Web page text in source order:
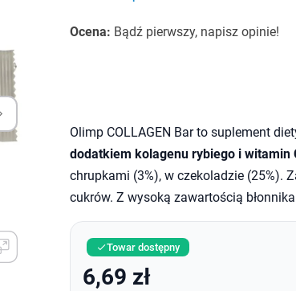
Ocena: Bądź pierwszy, napisz opinie!
Olimp COLLAGEN Bar to suplement
dodatkiem kolagenu rybiego i witamin
chrupkami (3%), w czekoladzie (25%).
cukrów. Z wysoką zawartością
Towar dostępny
6,69 zł